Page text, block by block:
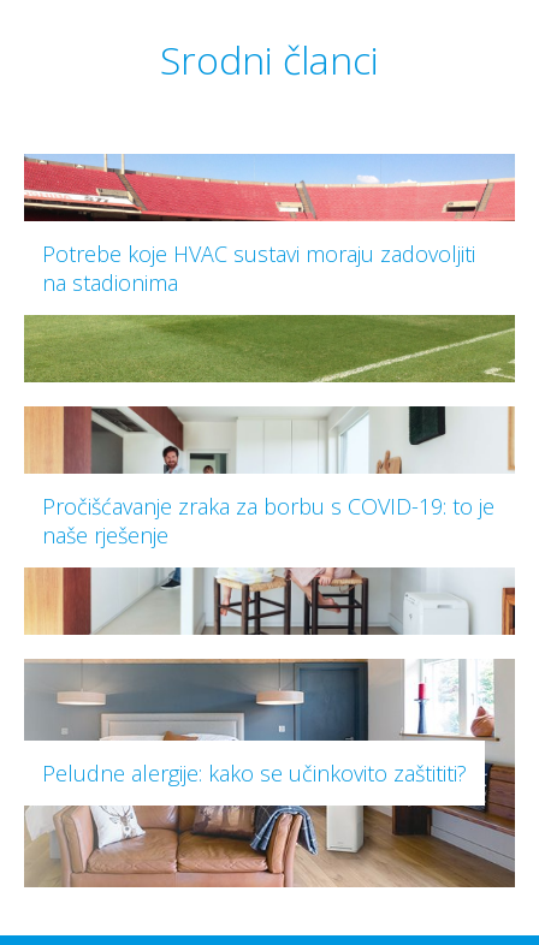
Srodni članci
Potrebe koje HVAC sustavi moraju zadovoljiti
na stadionima
Pročišćavanje zraka za borbu s COVID-19: to je
naše rješenje
Peludne alergije: kako se učinkovito zaštititi?